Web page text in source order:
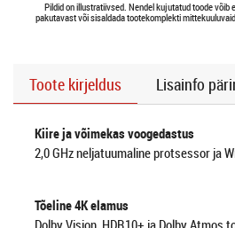
Pildid on illustratiivsed. Nendel kujutatud toode võib
pakutavast või sisaldada tootekomplekti
Toote kirjeldus Lisainfo
Kiire ja võimekas voogedastus
2,0 GHz neljatuumaline protsessor ja
Tõeline 4K elamus
Dolby Vision, HDR10+ ja Dolby Atmos